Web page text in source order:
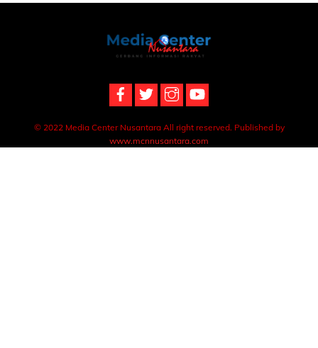
Back
To
© 2022 Media Center Nusantara All right reserved. Published by
www.mcnnusantara.com